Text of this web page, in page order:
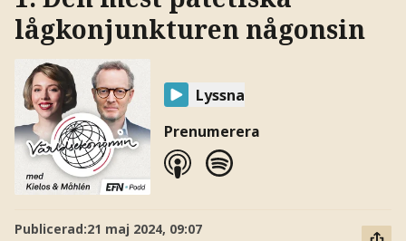
lågkonjunkturen någonsin
Lyssna
Prenumerera
Publicerad:21 maj 2024, 09:07